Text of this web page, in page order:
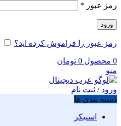
رمز عبور *
ورود
رمز عبور را فراموش کرده اید؟
0 محصول 0 تومان
منو
ورود / ثبت نام
دسته بندی ها
اسپیکر